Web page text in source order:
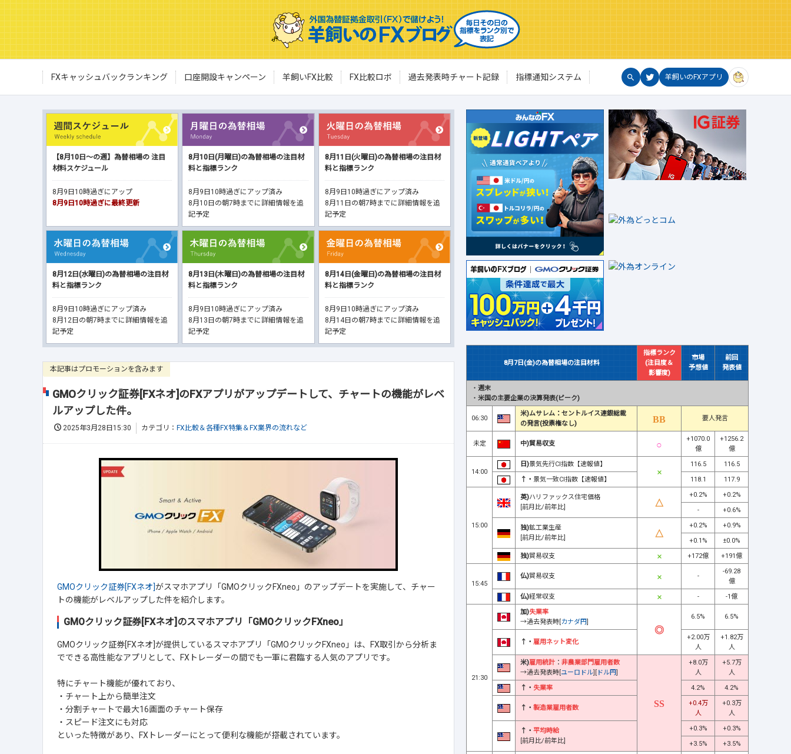
FXキャッシュバックランキング 口座開設キャンペーン 羊飼いFX比較 FX比較ロボ 過去発表時チャート記録 指標通知システム 羊飼いのFXアプリ
【8月10日～の週】為替相場の 注目
材料スケジュール
8月9日10時過ぎにアップ
8月9日10時過ぎに最終更新
8月10日(月曜日)の為替相場の注目材
料と指標ランク
8月9日10時過ぎにアップ済み
8月10日の朝7時までに詳細情報を追
記予定
8月11日(火曜日)の為替相場の注目材
料と指標ランク
8月9日10時過ぎにアップ済み
8月11日の朝7時までに詳細情報を追
記予定
8月12日(水曜日)の為替相場の注目材
料と指標ランク
8月9日10時過ぎにアップ済み
8月12日の朝7時までに詳細情報を追
記予定
8月13日(木曜日)の為替相場の注目材
料と指標ランク
8月9日10時過ぎにアップ済み
8月13日の朝7時までに詳細情報を追
記予定
8月14日(金曜日)の為替相場の注目材
料と指標ランク
8月9日10時過ぎにアップ済み
8月14日の朝7時までに詳細情報を追
記予定
本記事はプロモーションを含みます
GMOクリック証券[FXネオ]のFXアプリがアップデートして、チャートの機能がレベ
ルアップした件。
2025年3月28日15:30 カテゴリ： FX比較＆各種FX特集＆FX業界の流れなど
GMOクリック証券[FXネオ]がスマホアプリ「GMOクリックFXneo」のアップデートを実施して、チャー
トの機能がレベルアップした件を紹介します。
GMOクリック証券[FXネオ]のスマホアプリ「GMOクリックFXneo」
GMOクリック証券[FXネオ]が提供しているスマホアプリ「GMOクリックFXneo」は、FX取引から分析ま
でできる高性能なアプリとして、FXトレーダーの間でも一軍に君臨する人気のアプリです。
特にチャート機能が優れており、
・チャート上から簡単注文
・分割チャートで最大16画面のチャート保存
・スピード注文にも対応
といった特徴があり、FXトレーダーにとって便利な機能が搭載されています。
8月7日(金)の為替相場の注目材料
指標ランク
(注目度＆
影響度)
市場
予想値
前回
発表値
・ 週末
・ 米国の主要企業の決算発表(ピーク)
06:30
米)ムサレム：セントルイス連銀総裁
の発言(投票権なし)
要人発言
未定 中)貿易収支
+1070.0
億
+1256.2
億
14:00
日)景気先行CI指数【速報値】 116.5
116.5
↑・ 景気一致CI指数【速報値】 118.1 117.9
15:00
英)ハリファックス住宅価格
[前月比/前年比]
+0.2%
+0.2%
-
+0.6%
独)鉱工業生産
[前月比/前年比]
+0.2%
+0.9%
+0.1%
±0.0%
独)貿易収支 +172億 +191億
15:45
仏)貿易収支 -
-69.28
億
仏)経常収支 - -1億
21:30
加)失業率
→過去発表時[カナダ円]
6.5% 6.5%
↑・ 雇用ネット変化
+2.00万
人
+1.82万
人
米)雇用統計 ： 非農業部門雇用者数
→過去発表時[ユーロドル][ ドル円]
+8.0万
人
+5.7万
人
↑・ 失業率 4.2% 4.2%
↑・ 製造業雇用者数
+0.4万
人
+0.3万
人
↑・ 平均時給
[前月比/前年比]
+0.3%
+0.3%
+3.5%
+3.5%